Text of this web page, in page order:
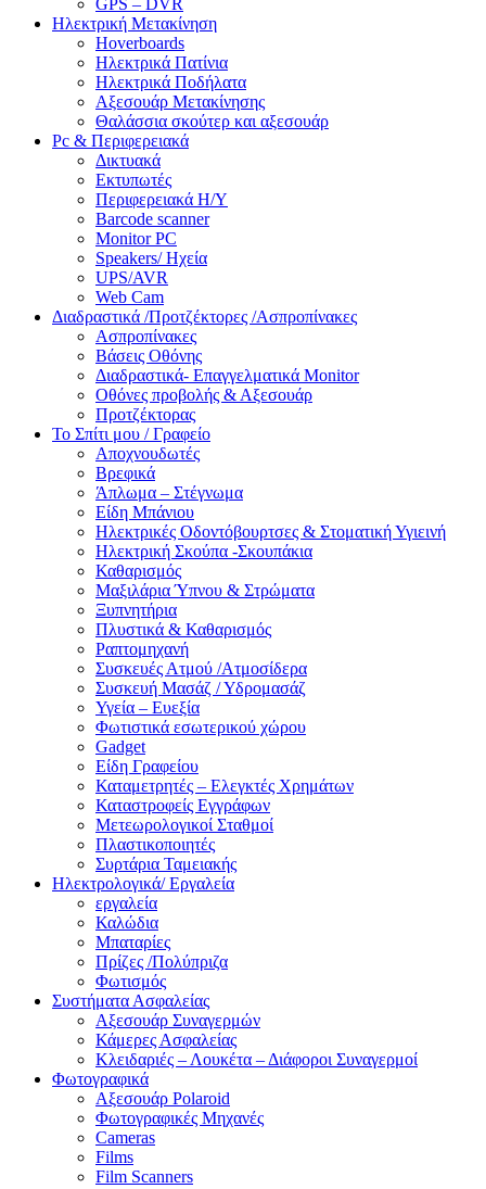
GPS – DVR
Ηλεκτρική Μετακίνηση
Hoverboards
Ηλεκτρικά Πατίνια
Ηλεκτρικά Ποδήλατα
Αξεσουάρ Μετακίνησης
Θαλάσσια σκούτερ και αξεσουάρ
Pc & Περιφερειακά
Δικτυακά
Εκτυπωτές
Περιφερειακά Η/Υ
Barcode scanner
Monitor PC
Speakers/ Ηχεία
UPS/AVR
Web Cam
Διαδραστικά /Προτζέκτορες /Ασπροπίνακες
Ασπροπίνακες
Βάσεις Οθόνης
Διαδραστικά- Επαγγελματικά Monitor
Οθόνες προβολής & Αξεσουάρ
Προτζέκτορας
Το Σπίτι μου / Γραφείο
Αποχνουδωτές
Βρεφικά
Άπλωμα – Στέγνωμα
Είδη Μπάνιου
Ηλεκτρικές Οδοντόβουρτσες & Στοματική Υγιεινή
Ηλεκτρική Σκούπα -Σκουπάκια
Καθαρισμός
Μαξιλάρια Ύπνου & Στρώματα
Ξυπνητήρια
Πλυστικά & Καθαρισμός
Ραπτομηχανή
Συσκευές Ατμού /Ατμοσίδερα
Συσκευή Μασάζ / Υδρομασάζ
Υγεία – Ευεξία
Φωτιστικά εσωτερικού χώρου
Gadget
Είδη Γραφείου
Καταμετρητές – Ελεγκτές Χρημάτων
Καταστροφείς Εγγράφων
Μετεωρολογικοί Σταθμοί
Πλαστικοποιητές
Συρτάρια Ταμειακής
Ηλεκτρολογικά/ Εργαλεία
εργαλεία
Καλώδια
Μπαταρίες
Πρίζες /Πολύπριζα
Φωτισμός
Συστήματα Ασφαλείας
Αξεσουάρ Συναγερμών
Κάμερες Ασφαλείας
Κλειδαριές – Λουκέτα – Διάφοροι Συναγερμοί
Φωτογραφικά
Αξεσουάρ Polaroid
Φωτογραφικές Μηχανές
Cameras
Films
Film Scanners